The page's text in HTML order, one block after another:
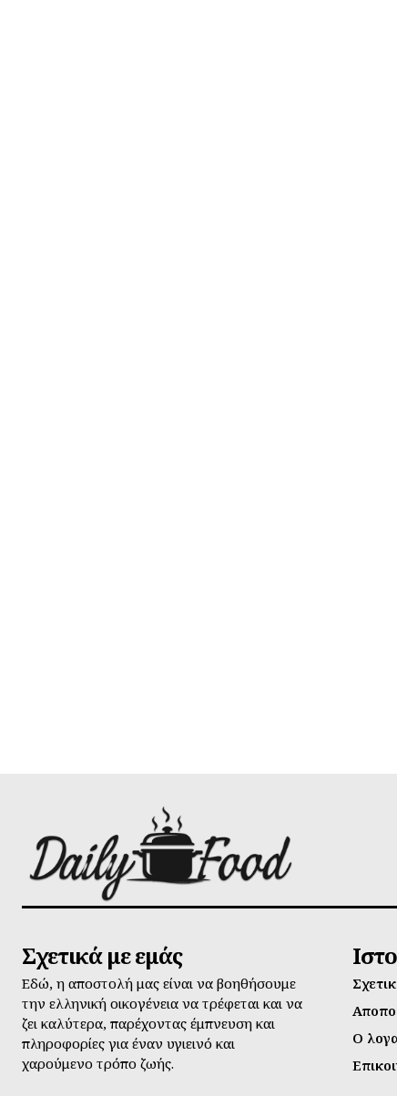
Σχετικά με εμάς
Εδώ, η αποστολή μας είναι να βοηθήσουμε
την ελληνική οικογένεια να τρέφεται και να
ζει καλύτερα, παρέχοντας έμπνευση και
πληροφορίες για έναν υγιεινό και
χαρούμενο τρόπο ζωής.
Ο